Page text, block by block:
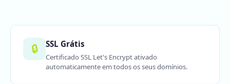
🔒 SSL Grátis
Certificado SSL Let's Encrypt ativado
automaticamente em todos os seus domínios.